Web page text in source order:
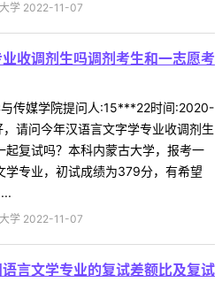
学 2022-11-07
收调剂生吗调剂考生和一志愿考
传媒学院提问人:15***22时间:2020-
请问今年汉语言文字学专业收调剂生
起复试吗？本科内蒙古大学，报考一
学专业，初试成绩为379分，有希望
学 2022-11-07
言文学专业的复试差额比及复试